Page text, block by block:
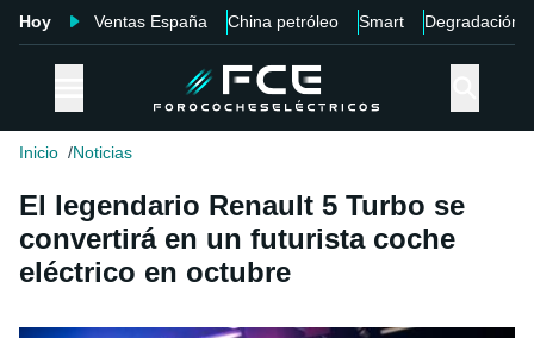
Hoy Ventas España China petróleo Smart Degradación
Inicio Noticias
El legendario Renault 5 Turbo se
convertirá en un futurista coche
eléctrico en octubre